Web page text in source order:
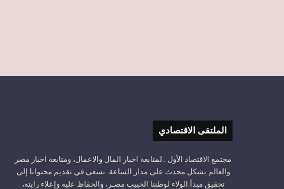
الملتقى الاقتصادي
مجتمع الاقتصاد الأول ..لمتابعة اخبار المال والاعمال، ومتابعة اخبار مصر
والعالم بشكل محدث على مدار الساعة. نسعى في تقديم محتوانا إلى
تحقيق مبدأ الولاء لوطننا الحبيب مصـر، والحفاظ عليه وإعلاء رايته،